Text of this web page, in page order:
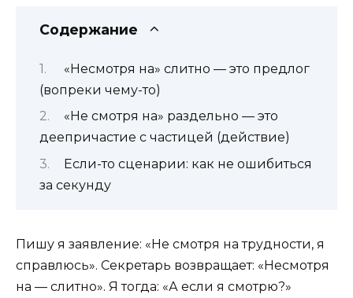
Содержание
«Несмотря на» слитно — это предлог
(вопреки чему-то)
«Не смотря на» раздельно — это
деепричастие с частицей (действие)
Если-то сценарии: как не ошибиться
за секунду
Пишу я заявление: «Не смотря на трудности, я
справлюсь». Секретарь возвращает: «Несмотря
на — слитно». Я тогда: «А если я смотрю?»